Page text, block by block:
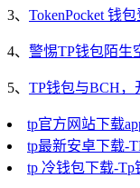
3、 TokenPocket 钱
4、 警惕TP钱包陌生
5、 TP钱包与BCH
tp官方网站下载
tp最新安卓下载-
tp 冷钱包下载-